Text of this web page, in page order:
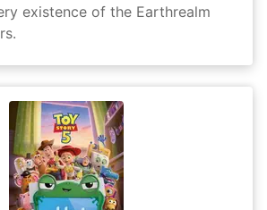
existence of the Earthrealm